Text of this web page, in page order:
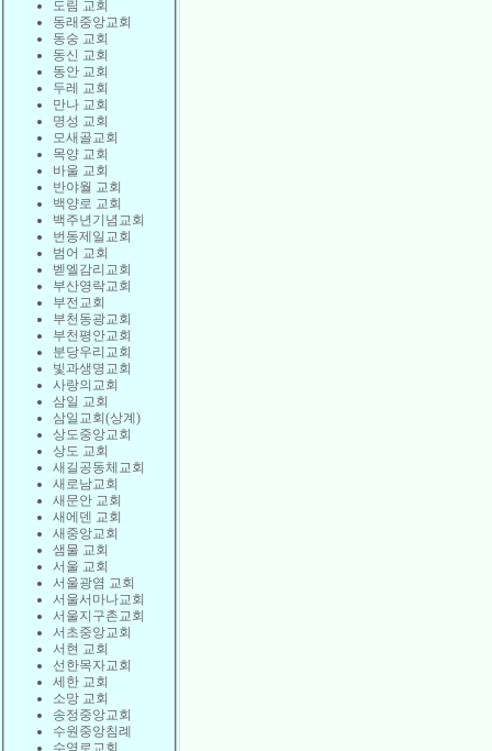
도림 교회
동래중앙교회
동숭 교회
동신 교회
동안 교회
두레 교회
만나 교회
명성 교회
모새골교회
목양 교회
바울 교회
반야월 교회
백양로 교회
백주년기념교회
번동제일교회
범어 교회
벧엘감리교회
부산영락교회
부전교회
부천동광교회
부천평안교회
분당우리교회
빛과생명교회
사랑의교회
삼일 교회
삼일교회(상계)
상도중앙교회
상도 교회
새길공동체교회
새로남교회
새문안 교회
새에덴 교회
새중앙교회
샘물 교회
서울 교회
서울광염 교회
서울서마나교회
서울지구촌교회
서초중앙교회
서현 교회
선한목자교회
세한 교회
소망 교회
송정중앙교회
수원중앙침례
수영로교회